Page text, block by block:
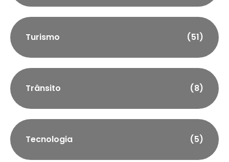
Turismo (51)
Trânsito (8)
Tecnologia (5)